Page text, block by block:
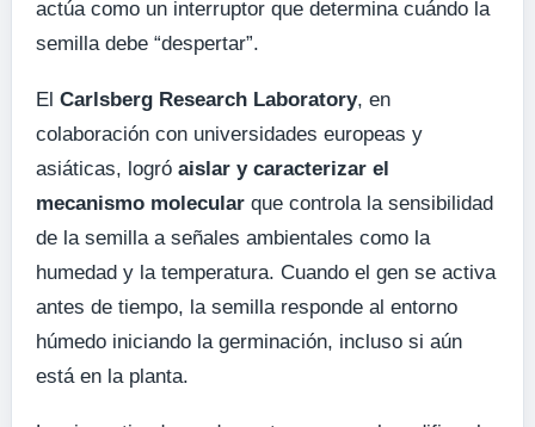
actúa como un interruptor que determina cuándo la
semilla debe “despertar”.
El Carlsberg Research Laboratory, en
colaboración con universidades europeas y
asiáticas, logró aislar y caracterizar el
mecanismo molecular que controla la sensibilidad
de la semilla a señales ambientales como la
humedad y la temperatura. Cuando el gen se activa
antes de tiempo, la semilla responde al entorno
húmedo iniciando la germinación, incluso si aún
está en la planta.